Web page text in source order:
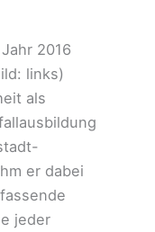
2016
links)
als
er dabei
jeder